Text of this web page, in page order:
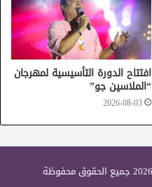
افتتاح الدورة التأسيسية لمهرجان
“الملاسين جو”
2026-08-03